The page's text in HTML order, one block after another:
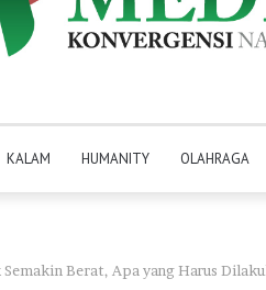
KALAM HUMANITY OLAHRAGA
Berat, Apa yang Harus